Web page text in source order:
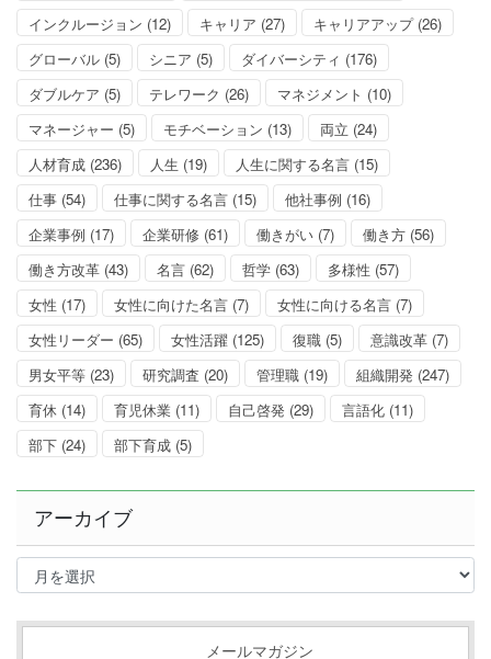
インクルージョン (12) キャリア (27) キャリアアップ(26)
グローバル (5) シニア (5) ダイバーシティ (176)
ダブルケア (5) テレワーク (26) マネジメント (10)
マネージャー (5) モチベーション (13) 両立 (24)
人材育成 (236) 人生 (19) 人生に関する名言 (15)
仕事 (54) 仕事に関する名言 (15) 他社事例 (16)
企業事例 (17) 企業研修 (61) 働きがい (7) 働き方 (56)
働き方改革 (43) 名言 (62) 哲学 (63) 多様性 (57)
女性 (17) 女性に向けた名言 (7) 女性に向ける名言 (7)
女性リーダー (65) 女性活躍 (125) 復職 (5) 意識改革 (7)
男女平等 (23) 研究調査 (20) 管理職 (19) 組織開発 (247)
育休 (14) 育児休業 (11) 自己啓発 (29) 言語化 (11)
部下 (24) 部下育成 (5)
アーカイブ
ア
イ
メールマガジン